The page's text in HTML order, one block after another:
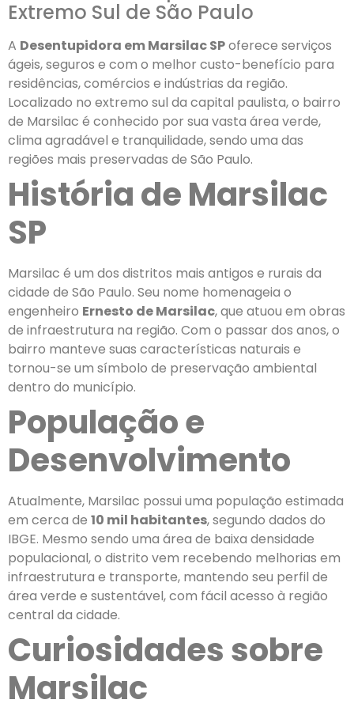
Extremo Sul de São Paulo
A Desentupidora em Marsilac SPoferece serviços
ágeis, seguros e com o melhor custo-benefício para
residências, comércios e indústrias da região.
Localizado no extremo sul da capital paulista, o bairro
de Marsilac é conhecido por sua vasta área verde,
clima agradável e tranquilidade, sendo uma das
regiões mais preservadas de São Paulo.
História de Marsilac
SP
Marsilac é um dos distritos mais antigos e rurais da
cidade de São Paulo. Seu nome homenageia o
engenheiro Ernesto de Marsilac, que atuou em obras
de infraestrutura na região. Com o passar dos anos, o
bairro manteve suas características naturais e
tornou-se um símbolo de preservação ambiental
dentro do município.
População e
Desenvolvimento
Atualmente, Marsilac possui uma população estimada
em cerca de 10 mil habitantes, segundo dados do
IBGE. Mesmo sendo uma área de baixa densidade
populacional, o distrito vem recebendo melhorias em
infraestrutura e transporte, mantendo seu perfil de
área verde e sustentável, com fácil acesso à região
central da cidade.
Curiosidades sobre
Marsilac